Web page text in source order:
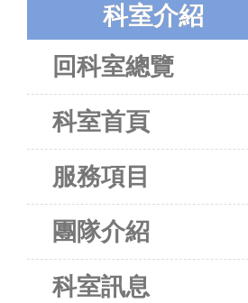
科室介紹
回科室總覽
科室首頁
服務項目
團隊介紹
科室訊息